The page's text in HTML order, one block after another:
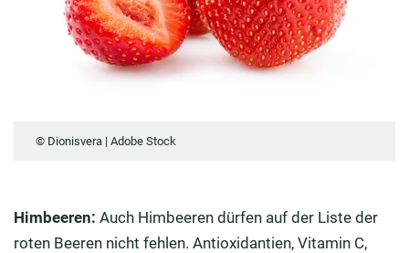
© Dionisvera | Adobe Stock
Himbeeren: Auch Himbeeren dürfen auf der Liste der
roten Beeren nicht fehlen. Antioxidantien, Vitamin C,